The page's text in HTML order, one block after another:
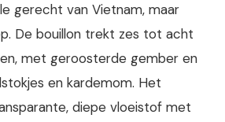
gerecht van Vietnam, maar
De bouillon trekt zes tot acht
met geroosterde gember en
en kardemom. Het
diepe vloeistof met